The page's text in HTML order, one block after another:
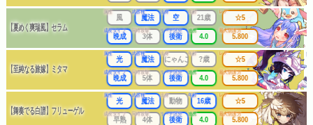
【夏めく爽瑞風】セラム
属性
風
武器種
魔法
出身
空
年齢
21歳
成長タイプ
晩成
同時攻撃
3体
リーチ区分
後衛
連携
4.0
レア
☆5
最大防護力
5.800
【至純なる旅嫁】ミタマ
属性
光
武器種
魔法
出身
にゃんこ
年齢
?歳
成長タイプ
晩成
同時攻撃
5体
リーチ区分
後衛
連携
4.0
レア
☆5
最大防護力
5.800
【舞奏でる白譜】フリューゲル
属性
光
武器種
魔法
出身
動物
年齢
16歳
成長タイプ
早熟
同時攻撃
4体
リーチ区分
後衛
連携
4.0
レア
☆5
最大防護力
5.800